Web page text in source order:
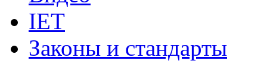
IET
Законы и стандарты